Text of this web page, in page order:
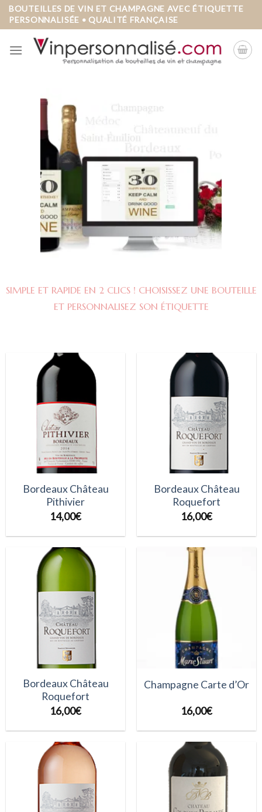
SkipBOUTEILLES DE VIN ET CHAMPAGNE AVEC ÉTIQUETTE
PERSONNALISÉE • QUALITÉ FRANÇAISE
SIMPLE ET RAPIDE EN 2 CLICS ! CHOISISSEZ UNE BOUTEILLE
ET PERSONNALISEZ SON ÉTIQUETTE
Bordeaux Château
Pithivier
14,00€
Bordeaux Château
Roquefort
16,00€
Bordeaux Château
Roquefort
16,00€
Champagne Carte d’Or
16,00€